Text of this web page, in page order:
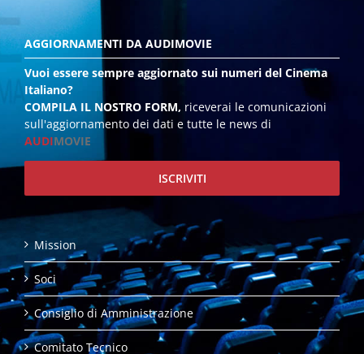
AGGIORNAMENTI DA AUDIMOVIE
Vuoi essere sempre aggiornato sui numeri del Cinema
Italiano?
COMPILA IL NOSTRO FORM, riceverai le comunicazioni
sull'aggiornamento dei dati e tutte le news di
AUDIMOVIE
ISCRIVITI
Mission
Soci
Consiglio di Amministrazione
Comitato Tecnico